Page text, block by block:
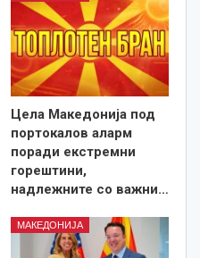
Цела Македонија под
портокалов аларм
поради екстремни
горештини,
надлежните со важни…
МАКЕДОНИЈА